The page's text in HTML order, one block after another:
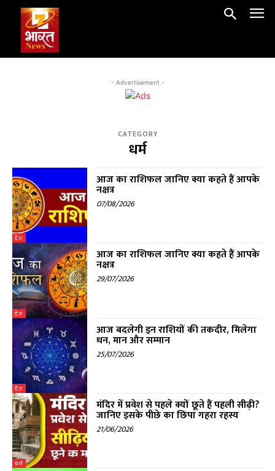
- Advertisement -
CATEGORY
धर्म
देश
आज का राशिफल जानिए क्या कहते हैं आपके
नक्षत्र
07/08/2026
देश
आज का राशिफल जानिए क्या कहते हैं आपके
नक्षत्र
29/07/2026
देश
आज बदलेगी इन राशियों की तकदीर, मिलेगा
धन, मान और सम्मान
25/07/2026
धर्म
मंदिर में प्रवेश से पहले क्यों छूते हैं पहली सीढ़ी?
जानिए इसके पीछे का छिपा गहरा रहस्य
21/06/2026